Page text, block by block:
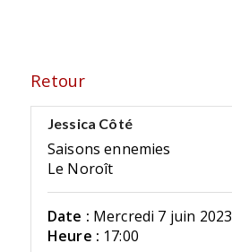
Retour
Jessica Côté
Saisons ennemies
Le Noroît
Date : Mercredi 7 juin 2023
Heure : 17:00